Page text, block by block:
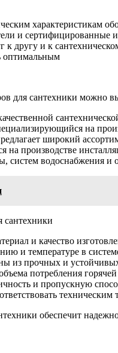
характеристикам
и сертифицированные
другу и к
оптимальным
для сантехники можно
на
широкий
производстве
водоснабжения и
сантехники
и качество
и температуре в
прочных и устойчивых
потребления
и пропускную
техническим
обеспечит